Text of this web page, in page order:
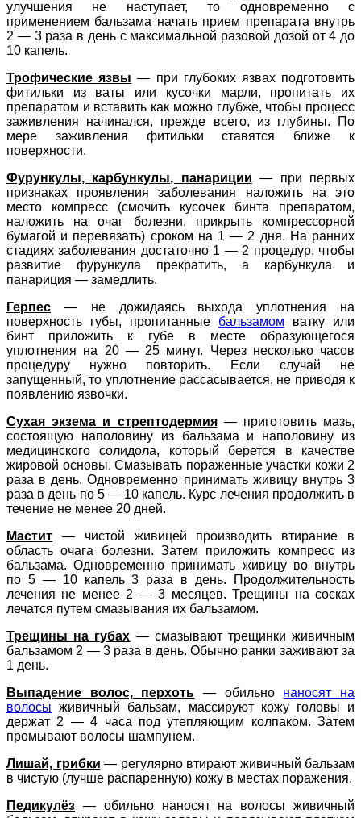
улучшения не наступает, то одновременно с
применением бальзама начать прием препарата внутрь
2 — 3 раза в день с максимальной разовой дозой от 4 до
10 капель.
Трофические язвы — при глубоких язвах подготовить
фитильки из ваты или кусочки марли, пропитать их
препаратом и вставить как можно глубже, чтобы процесс
заживления начинался, прежде всего, из глубины. По
мере заживления фитильки ставятся ближе к
поверхности.
Фурункулы, карбункулы, панариции
—
при первых
признаках проявления заболевания наложить на это
место компресс (смочить кусочек бинта препаратом,
наложить на очаг болезни, прикрыть компрессорной
бумагой и перевязать) сроком на 1 — 2 дня. На ранних
стадиях заболевания достаточно 1 — 2 процедур, чтобы
развитие фурункула прекратить, а карбункула и
панариция — замедлить.
Герпес
—
не дожидаясь выхода уплотнения на
поверхность губы, пропитанные бальзамом ватку или
бинт приложить к губе в месте образующегося
уплотнения на 20 — 25 минут. Через несколько часов
процедуру нужно повторить. Если случай не
запущенный, то уплотнение рассасывается, не приводя к
появлению язвочки.
Сухая экзема и стрептодермия — приготовить мазь,
состоящую наполовину из бальзама и наполовину из
медицинского солидола, который берется в качестве
жировой основы. Смазывать пораженные участки кожи 2
раза в день. Одновременно принимать живицу внутрь 3
раза в день по 5 — 10 капель. Курс лечения продолжить в
течение не менее 20 дней.
Мастит
— чистой живицей производить втирание в
область очага болезни. Затем приложить компресс из
бальзама. Одновременно принимать живицу во внутрь
по 5 — 10 капель 3 раза в день. Продолжительность
лечения не менее 2 — 3 месяцев. Трещины на сосках
лечатся путем смазывания их бальзамом.
Трещины на губах — смазывают трещинки живичным
бальзамом 2 — 3 раза в день. Обычно ранки заживают за
1 день.
Выпадение волос, перхоть
— обильно наносят на
волосы живичный бальзам, массируют кожу головы и
держат 2 — 4 часа под утепляющим колпаком. Затем
промывают волосы шампунем.
Лишай, грибки — регулярно втирают живичный бальзам
в чистую (лучше распаренную) кожу в местах поражения.
Педикулёз — обильно наносят на волосы живичный